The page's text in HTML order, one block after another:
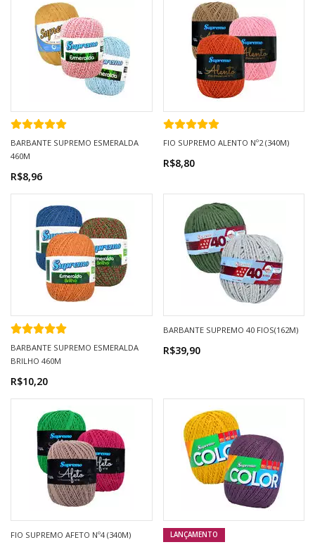
BARBANTE SUPREMO ESMERALDA
460M
R$8,96
FIO SUPREMO ALENTO Nº2 (340M)
R$8,80
BARBANTE SUPREMO ESMERALDA
BRILHO 460M
R$10,20
BARBANTE SUPREMO 40 FIOS(162M)
R$39,90
FIO SUPREMO AFETO Nº4 (340M) LANÇAMENTO